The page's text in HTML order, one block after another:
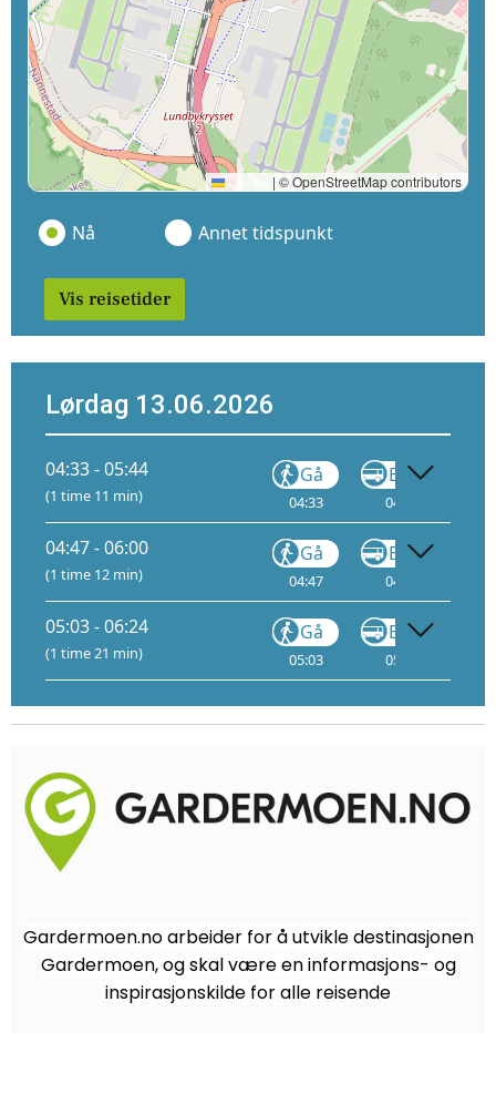
Leaflet | © OpenStreetMap contributors
Nå Annet tidspunkt
Vis reisetider
Lørdag 13.06.2026
04:33 - 05:44
(1 time 11 min)
Gå
04:33
Buss
04:50
04:47 - 06:00
(1 time 12 min)
Gå
04:47
Buss
04:53
05:03 - 06:24
(1 time 21 min)
Gå
05:03
Buss
05:20
Gardermoen.no arbeider for å utvikle destinasjonen
Gardermoen, og skal være en informasjons- og
inspirasjonskilde for alle reisende